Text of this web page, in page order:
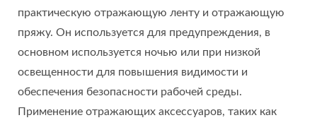
практическую отражающую ленту и отражающую
пряжу. Он используется для предупреждения, в
основном используется ночью или при низкой
освещенности для повышения видимости и
обеспечения безопасности рабочей среды.
Применение отражающих аксессуаров, таких как